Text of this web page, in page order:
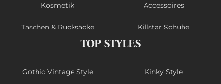
Kosmetik Accessoires
Taschen & Rucksäcke Killstar Schuhe
TOP STYLES
Gothic Vintage Style Kinky Style